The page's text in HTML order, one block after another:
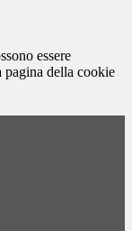
essere
pagina della cookie